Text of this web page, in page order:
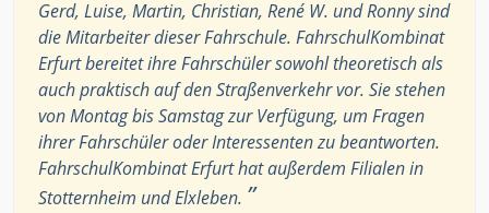
Gerd, Luise, Martin, Christian, René W. und Ronny sind
die Mitarbeiter dieser Fahrschule. FahrschulKombinat
Erfurt bereitet ihre Fahrschüler sowohl theoretisch als
auch praktisch auf den Straßenverkehr vor. Sie stehen
von Montag bis Samstag zur Verfügung, um Fragen
ihrer Fahrschüler oder Interessenten zu beantworten.
FahrschulKombinat Erfurt hat außerdem Filialen in
Stotternheim und Elxleben. ”